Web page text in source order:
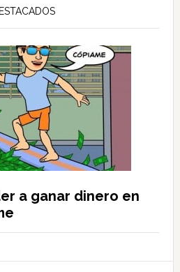
a ganar dinero en